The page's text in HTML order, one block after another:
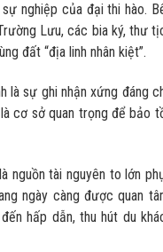
nghiệp của đại thi hào.
Lưu, các bia ký, thư
đất “địa linh nhân kiệt”.
sự ghi nhận xứng đáng
cơ sở quan trọng để bảo
nguồn tài nguyên to lớn
ngày càng được quan
hấp dẫn, thu hút du